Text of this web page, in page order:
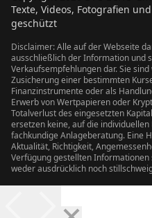
Texte, Videos, Fotografien
geschützt
Disclaimer: Alle auf der Webseite
ausschließlich der Information und
Verkaufsempfehlungen dar. Sie
Zusicherung einer bestimmten
Finanzinstrumente oder als
Erwerb von Wertpapieren oder
Totalverlust des eingesetzten
ersetzen keine, auf die
fachkundige Anlageberatung. Eine
Aktualität, Richtigkeit,
Verfügung gestellten
weder ausdrücklich noch